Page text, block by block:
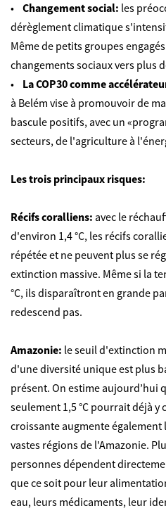
• Changement social: les
dérèglement climatique
Même de petits groupes
changements sociaux vers plus
•
La COP30 comme
à Belém vise à promouvoir de
bascule positifs, avec un
secteurs, de l'agriculture à
Les trois principaux risques:
Récifs coralliens: avec le
d'environ 1,4 °C, les récifs
répétée et ne peuvent plus se
extinction massive. Même si la
°C, ils disparaîtront en grande
redescend pas.
Amazonie: le seuil d'extinction
d'une diversité unique est plus
présent. On estime aujourd’hui
seulement 1,5 °C pourrait déjà
croissante augmente
vastes régions de l'Amazonie.
personnes dépendent
que ce soit pour leur
eau, leurs médicaments, leur